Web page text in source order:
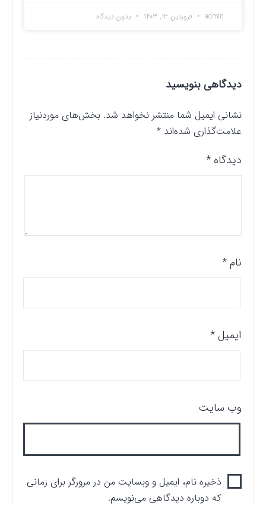
admin فروردین ۱۳, ۱۴۰۳ بدون دیدگاه
دیدگاهی بنویسید
نشانی ایمیل شما منتشر نخواهد شد. بخش‌های موردنیاز
علامت‌گذاری شده‌اند*
دیدگاه*
نام*
ایمیل*
وب‌ سایت
ذخیره نام، ایمیل و وبسایت من در مرورگر برای زمانی
که دوباره دیدگاهی می‌نویسم.